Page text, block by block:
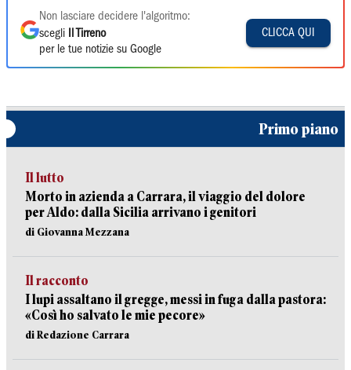
Non lasciare decidere l'algoritmo:
scegli
Il Tirreno
per le tue notizie su Google
CLICCA QUI
Primo piano
Il lutto
Morto in azienda a Carrara, il viaggio del dolore
per Aldo: dalla Sicilia arrivano i genitori
di Giovanna Mezzana
Il racconto
I lupi assaltano il gregge, messi in fuga dalla pastora:
«Così ho salvato le mie pecore»
di Redazione Carrara